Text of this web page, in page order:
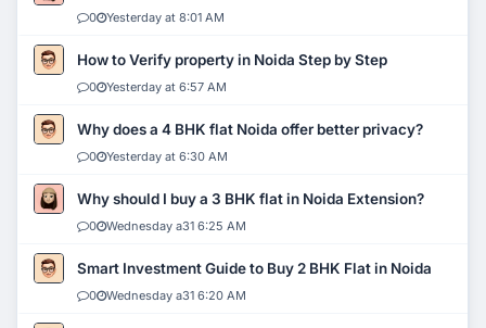
0 Yesterday at 8:01 AM
How to Verify property in Noida Step by Step
0 Yesterday at 6:57 AM
Why does a 4 BHK flat Noida offer better privacy?
0 Yesterday at 6:30 AM
Why should I buy a 3 BHK flat in Noida Extension?
0 Wednesday a31 6:25 AM
Smart Investment Guide to Buy 2 BHK Flat in Noida
0 Wednesday a31 6:20 AM